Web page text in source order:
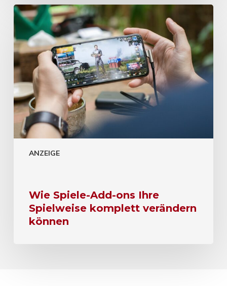
ANZEIGE
Wie Spiele-Add-ons Ihre
Spielweise komplett verändern
können